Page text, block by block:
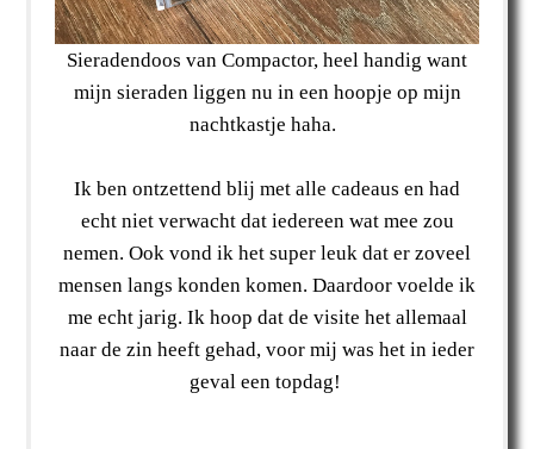
Sieradendoos van Compactor, heel handig want
mijn sieraden liggen nu in een hoopje op mijn
nachtkastje haha.
Ik ben ontzettend blij met alle cadeaus en had
echt niet verwacht dat iedereen wat mee zou
nemen. Ook vond ik het super leuk dat er zoveel
mensen langs konden komen. Daardoor voelde ik
me echt jarig. Ik hoop dat de visite het allemaal
naar de zin heeft gehad, voor mij was het in ieder
geval een topdag!